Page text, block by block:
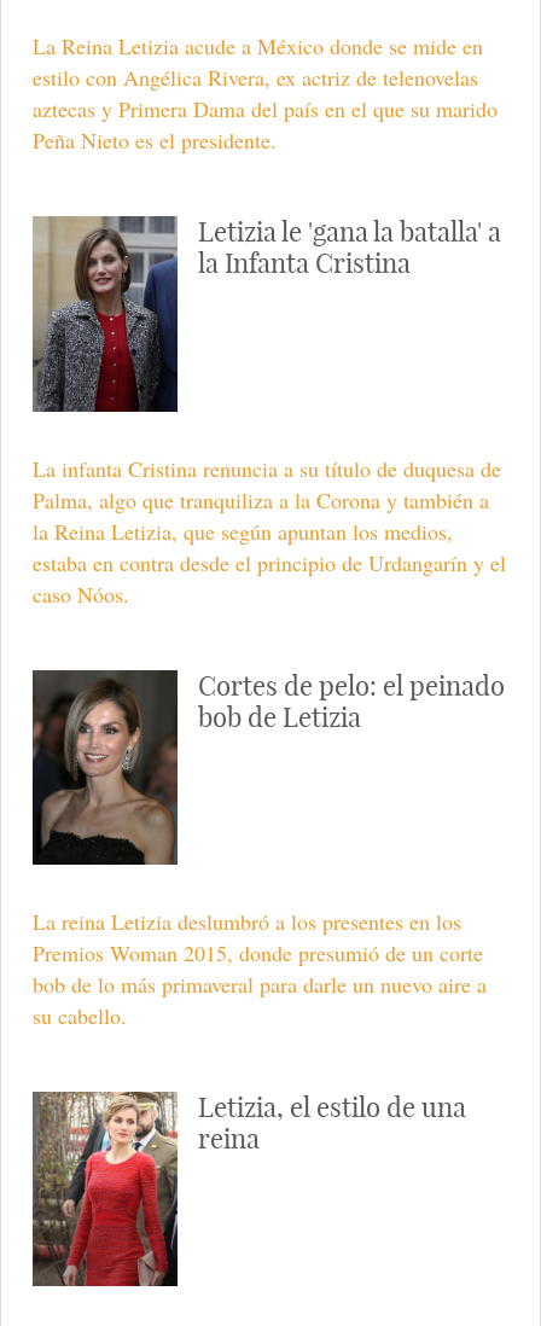
La Reina Letizia acude a México donde se mide en
estilo con Angélica Rivera, ex actriz de telenovelas
aztecas y Primera Dama del país en el que su marido
Peña Nieto es el presidente.
Letizia le 'gana la batalla' a
la Infanta Cristina
La infanta Cristina renuncia a su título de duquesa de
Palma, algo que tranquiliza a la Corona y también a
la Reina Letizia, que según apuntan los medios,
estaba en contra desde el principio de Urdangarín y el
caso Nóos.
Cortes de pelo: el peinado
bob de Letizia
La reina Letizia deslumbró a los presentes en los
Premios Woman 2015, donde presumió de un corte
bob de lo más primaveral para darle un nuevo aire a
su cabello.
Letizia, el estilo de una
reina